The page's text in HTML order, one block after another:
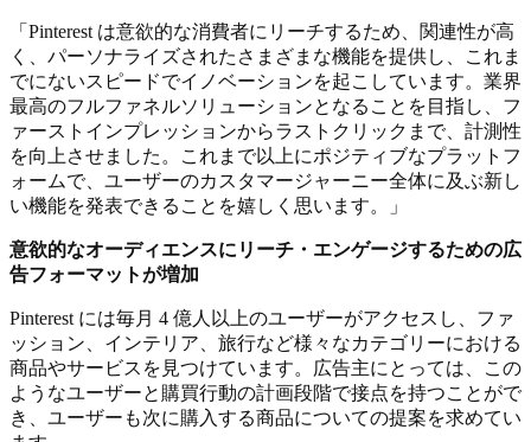
「Pinterest は意欲的な消費者にリーチするため、関連性が高
く、パーソナライズされたさまざまな機能を提供し、これま
でにないスピードでイノベーションを起こしています。業界
最高のフルファネルソリューションとなることを目指し、フ
ァーストインプレッションからラストクリックまで、計測性
を向上させました。これまで以上にポジティブなプラットフ
ォームで、ユーザーのカスタマージャーニー全体に及ぶ新し
い機能を発表できることを嬉しく思います。」
意欲的なオーディエンスにリーチ・エンゲージするための広
告フォーマットが増加
Pinterest には毎月 4 億人以上のユーザーがアクセスし、ファ
ッション、インテリア、旅行など様々なカテゴリーにおける
商品やサービスを見つけています。広告主にとっては、この
ようなユーザーと購買行動の計画段階で接点を持つことがで
き、ユーザーも次に購入する商品についての提案を求めてい